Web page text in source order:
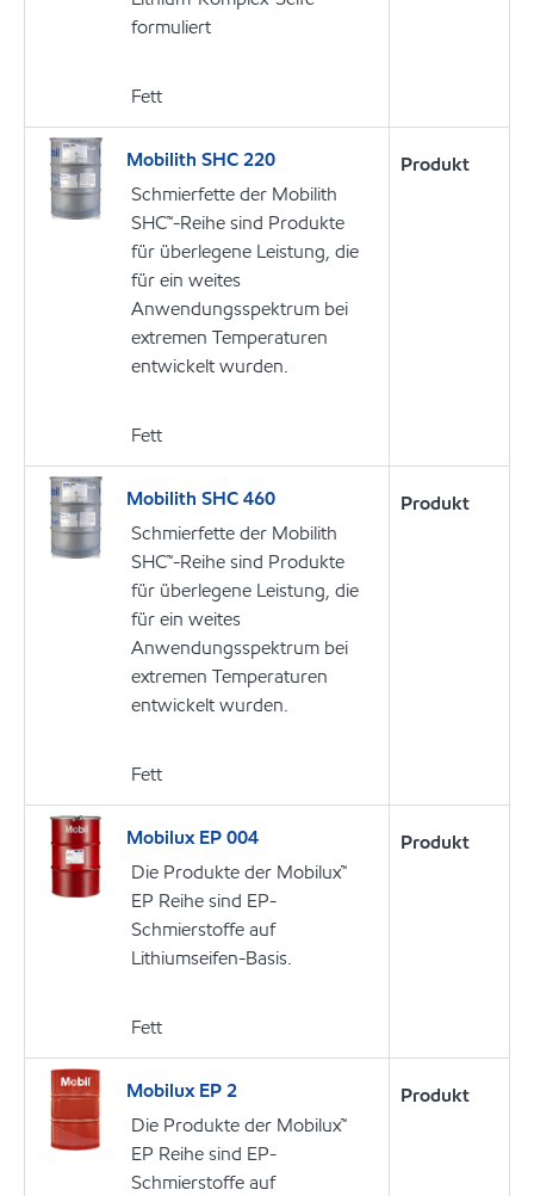
formuliert
Fett
Mobilith SHC 220
Schmierfette der Mobilith
SHC™-Reihe sind Produkte
für überlegene Leistung, die
für ein weites
Anwendungsspektrum bei
extremen Temperaturen
entwickelt wurden.
Fett
Produkt
Mobilith SHC 460
Schmierfette der Mobilith
SHC™-Reihe sind Produkte
für überlegene Leistung, die
für ein weites
Anwendungsspektrum bei
extremen Temperaturen
entwickelt wurden.
Fett
Produkt
Mobilux EP 004
Die Produkte der Mobilux™
EP Reihe sind EP-
Schmierstoffe auf
Lithiumseifen-Basis.
Fett
Produkt
Mobilux EP 2
Die Produkte der Mobilux™
EP Reihe sind EP-
Schmierstoffe auf
Produkt